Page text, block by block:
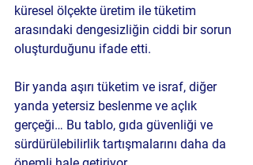
küresel ölçekte üretim ile tüketim
arasındaki dengesizliğin ciddi bir sorun
oluşturduğunu ifade etti.
Bir yanda aşırı tüketim ve israf, diğer
yanda yetersiz beslenme ve açlık
gerçeği… Bu tablo, gıda güvenliği ve
sürdürülebilirlik tartışmalarını daha da